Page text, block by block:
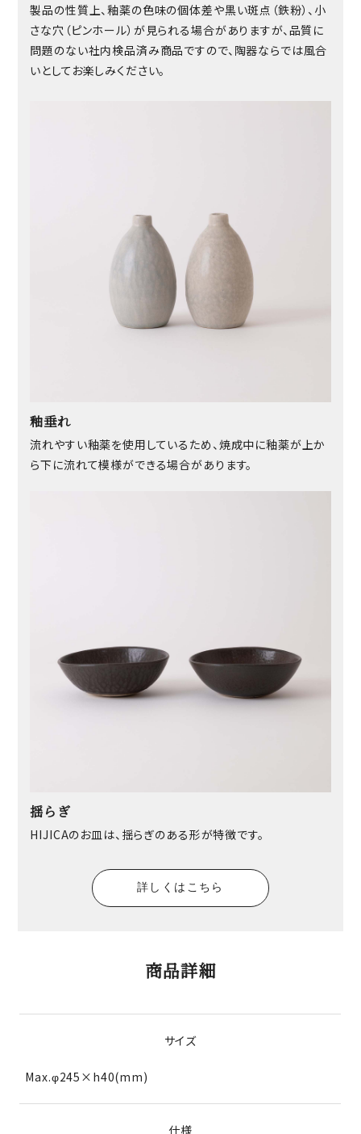
製品の性質上、釉薬の色味の個体差や黒い斑点（鉄粉）、小
さな穴（ピンホール）が見られる場合がありますが、品質に
問題のない社内検品済み商品ですので、陶器ならでは風合
いとしてお楽しみください。
釉垂れ
流れやすい釉薬を使用しているため、焼成中に釉薬が上か
ら下に流れて模様ができる場合があります。
揺らぎ
HIJICAのお皿は、揺らぎのある形が特徴です。
詳しくはこちら
商品詳細
サイズ
Max.φ245×h40(mm)
仕様